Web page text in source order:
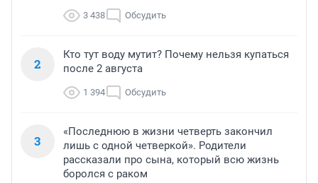
3 438 Обсудить
2
Кто тут воду мутит? Почему нельзя купаться
после 2 августа
1 394 Обсудить
3
«Последнюю в жизни четверть закончил
лишь с одной четверкой». Родители
рассказали про сына, который всю жизнь
боролся с раком